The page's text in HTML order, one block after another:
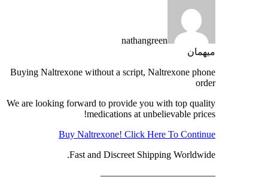
nathangreen
میهمان
Buying Naltrexone without a script, Naltrexone phone
order
We are looking forward to provide you with top quality
medications at unbelievable prices!
Buy Naltrexone! Click Here To Continue
Fast and Discreet Shipping Worldwide.
————————————